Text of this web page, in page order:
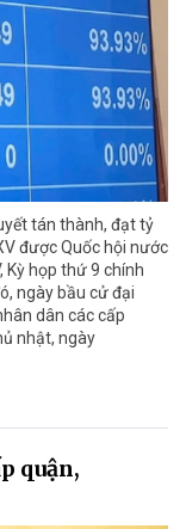
tán thành, đạt tỷ
được Quốc hội nước
Kỳ họp thứ 9 chính
ngày bầu cử đại
dân các cấp
nhật, ngày
quận,